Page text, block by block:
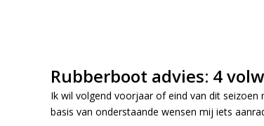
Rubberboot advies: 4
Ik wil volgend voorjaar of eind van dit
basis van onderstaande wensen mij iets